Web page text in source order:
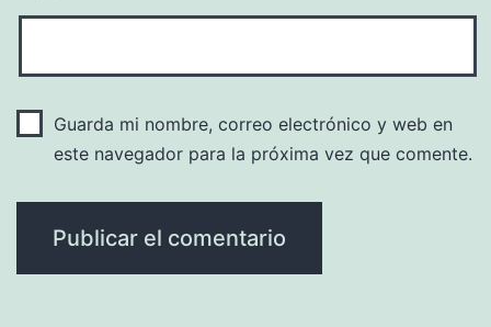
Guarda mi nombre, correo electrónico y web en
este navegador para la próxima vez que comente.